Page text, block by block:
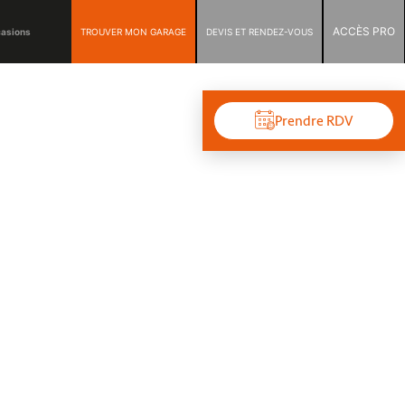
TROUVER MON GARAGE DEVIS ET RENDEZ-VOUS ACCÈS PRO
Prendre RDV